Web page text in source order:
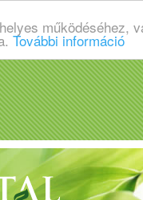
működéséhez,
További információ